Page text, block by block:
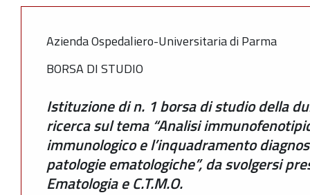
Azienda Ospedaliero-Universitaria di Parma
BORSA DI STUDIO
Istituzione di n. 1 borsa di studio della
ricerca sul tema “Analisi
immunologico e l’inquadramento
patologie ematologiche”, da svolgersi
Ematologia e C.T.M.O.